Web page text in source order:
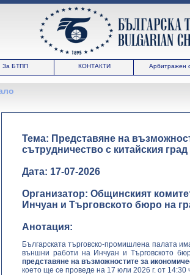
За БТПП КОНТАКТИ Арбитражен
Тема: Представяне на
сътрудничество с китайския
Дата: 17-07-2026
Организатор: Общинският
Инчуан и Търговското бюро на
Анотация:
Българската търговско-промишлена палата
външни работи на Инчуан и Търговското
представяне на възможностите за
което ще се проведе на 17 юли 2026 г. от